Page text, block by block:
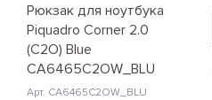
Рюкзак для ноутбука
Piquadro Corner 2.0
(C2O) Blue
CA6465C2OW_BLU
Арт. CA6465C2OW_BLU